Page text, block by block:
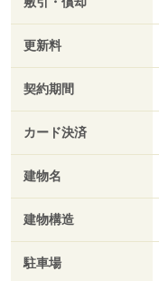
更新料
契約期間
カード決済
建物名
建物構造
駐車場